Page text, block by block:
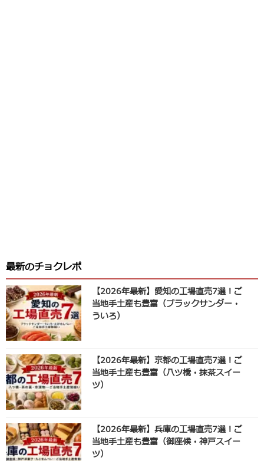
最新のチョクレポ
【2026年最新】愛知の工場直売7選！ご
当地手土産も豊富（ブラックサンダー・
ういろ）
【2026年最新】京都の工場直売7選！ご
当地手土産も豊富（八ツ橋・抹茶スイー
ツ）
【2026年最新】兵庫の工場直売7選！ご
当地手土産も豊富（御座候・神戸スイー
ツ）